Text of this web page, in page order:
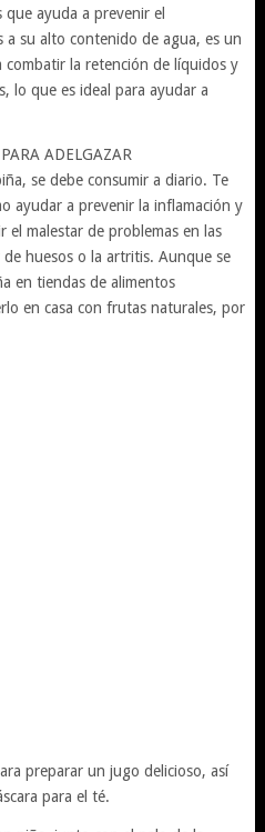
ayuda a prevenir el
a su alto contenido de agua, es un
la retención de líquidos y
lo que es ideal para ayudar a
ADELGAZAR
se debe consumir a diario. Te
ayudar a prevenir la inflamación y
el malestar de problemas en las
huesos o la artritis. Aunque se
en tiendas de alimentos
en casa con frutas naturales, por
preparar un jugo delicioso, así
para el té.